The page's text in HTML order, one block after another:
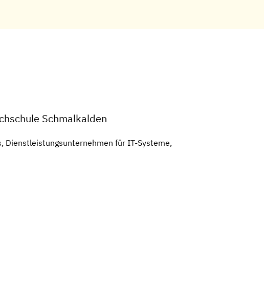
Schmalkalden
Dienstleistungsunternehmen für IT-Systeme,